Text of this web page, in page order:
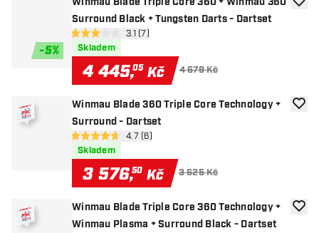
-5%
Surround Black + Tungsten Darts - Dartset
otevřít panel recenzí
3.1 hodnoticí hvězdičky
3.1 (7)
Skladem
4 445,05 Kč 4 679 Kč
Winmau Blade 360 Triple Core Technology +
Surround - Dartset
otevřít panel recenzí
4.7 hodnoticí hvězdičky
4.7 (6)
Skladem
3 576,50 Kč 3 625 Kč
Winmau Blade Triple Core 360 Technology +
Winmau Plasma + Surround Black - Dartset